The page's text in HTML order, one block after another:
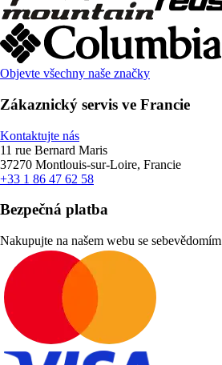
Objevte všechny naše značky
Zákaznický servis ve Francie
Kontaktujte nás
11 rue Bernard Maris
37270 Montlouis-sur-Loire, Francie
+33 1 86 47 62 58
Bezpečná platba
Nakupujte na našem webu se sebevědomím